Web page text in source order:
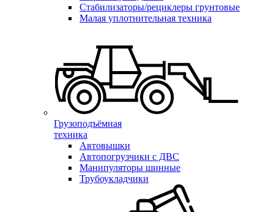
Стабилизаторы/рециклеры грунтовые
Малая уплотнительная техника
Грузоподъёмная
техника
Автовышки
Автопогрузчики с ДВС
Манипуляторы шинные
Трубоукладчики